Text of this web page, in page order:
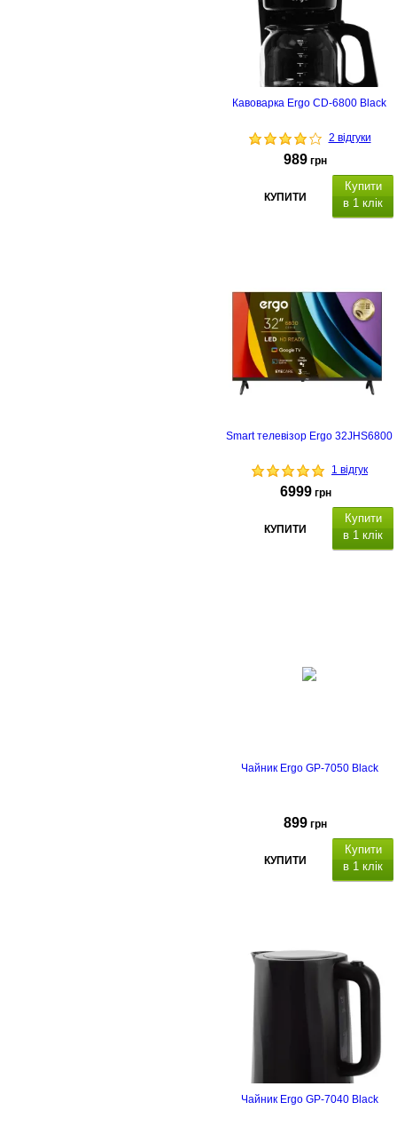
Кавоварка Ergo CD-6800 Black
2 відгуки
989 грн
КУПИТИ
Купити
в 1 клік
Smart телевізор Ergo 32JHS6800
1 відгук
6999 грн
КУПИТИ
Купити
в 1 клік
роки.Енергетична етикетка
Чайник Ergo GP-7050 Black
899 грн
КУПИТИ
Купити
в 1 клік
нержавіючої сталі
Чайник Ergo GP-7040 Black